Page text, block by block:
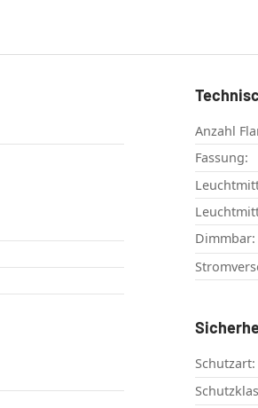
Anzahl
Fassung:
Dimmbar:
Schutzart: